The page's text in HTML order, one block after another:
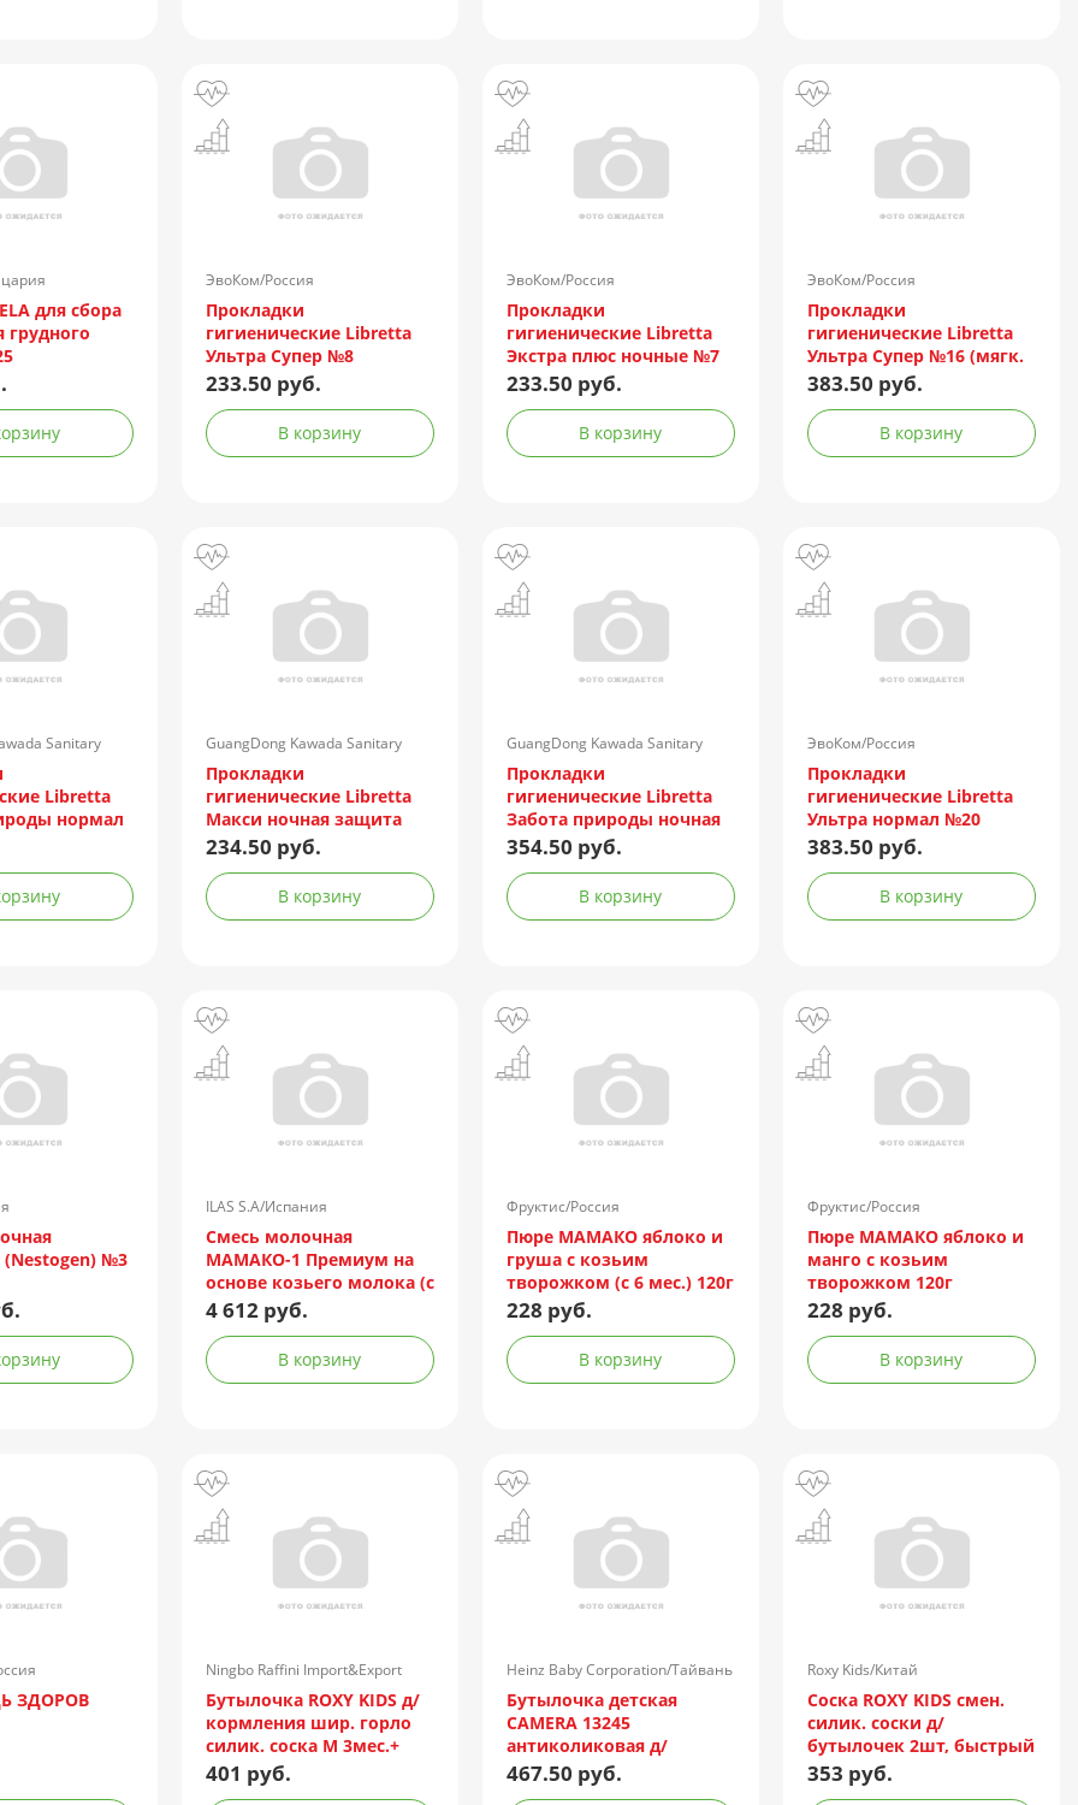
для сбора
грудного
ЭвоКом/Россия
Прокладки
гигиенические Libretta
Ультра Супер №8
233.50 руб.
В корзину
ЭвоКом/Россия
Прокладки
гигиенические Libretta
Экстра плюс ночные №7
(мягк. поверхность)
233.50 руб.
В корзину
ЭвоКом/Россия
Прокладки
гигиенические Libretta
Ультра Супер №16 (мягк.
поверхность)
383.50 руб.
В корзину
Sanitary
Libretta
нормал
GuangDong Kawada Sanitary
Products Co/Китай
Прокладки
гигиенические Libretta
Макси ночная защита
плюс №7 (мягк.
поверхность)
234.50 руб.
В корзину
GuangDong Kawada Sanitary
Products Co/Китай
Прокладки
гигиенические Libretta
Забота природы ночная
защита №14 (мягк.
поверхность)
354.50 руб.
В корзину
ЭвоКом/Россия
Прокладки
гигиенические Libretta
Ультра нормал №20
(мягк. поверхность)
383.50 руб.
В корзину
№3
ILAS S.A/Испания
Смесь молочная
МАМАКО-1 Премиум на
основе козьего молока (с
рожд.) 800г
4 612 руб.
В корзину
Фруктис/Россия
Пюре МАМАКО яблоко и
груша с козьим
творожком (с 6 мес.) 120г
228 руб.
В корзину
Фруктис/Россия
Пюре МАМАКО яблоко и
манго с козьим
творожком 120г
228 руб.
В корзину
ЗДОРОВ
Ningbo Raffini Import&Export
Co.Ltd/Китай
Бутылочка ROXY KIDS д/
кормления шир. горло
силик. соска М 3мес.+
160мл (арт. RBTL-002-B)
кокосовый
401 руб.
Heinz Baby Corporation/Тайвань
Бутылочка детская
CAMERA 13245
антиколиковая д/
микроволновых печей
467.50 руб.
Roxy Kids/Китай
Соска ROXY KIDS смен.
силик. соски д/
бутылочек 2шт, быстрый
поток, 6 мес+ (арт. RBTL-
003-L)
353 руб.